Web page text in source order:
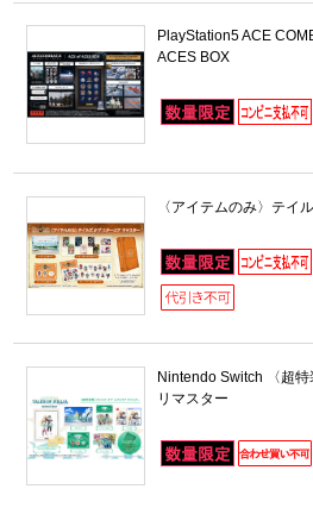
PlayStation5 ACE
ACES BOX
〈アイテムのみ〉テイ
Nintendo Switch 〈超
リマスター